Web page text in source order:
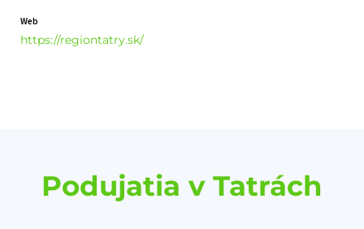
Web
https://regiontatry.sk/
Podujatia v Tatrách